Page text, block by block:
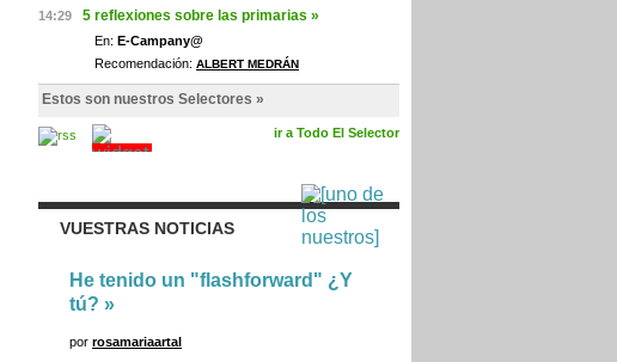
14:29 5 reflexiones sobre las primarias »
En: E-Campany@
Recomendación: ALBERT MEDRÁN
Estos son nuestros Selectores »
ir a Todo El Selector
VUESTRAS NOTICIAS
He tenido un "flashforward" ¿Y
tú? »
por rosamariaartal